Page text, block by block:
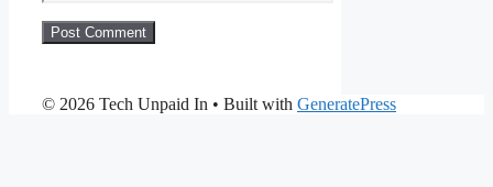
© 2026 Tech Unpaid In • Built with GeneratePress